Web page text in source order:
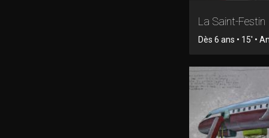
La Saint-Festin
Dès 6 ans • 15' •